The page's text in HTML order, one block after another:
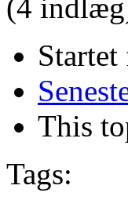
(4
This
Tags: